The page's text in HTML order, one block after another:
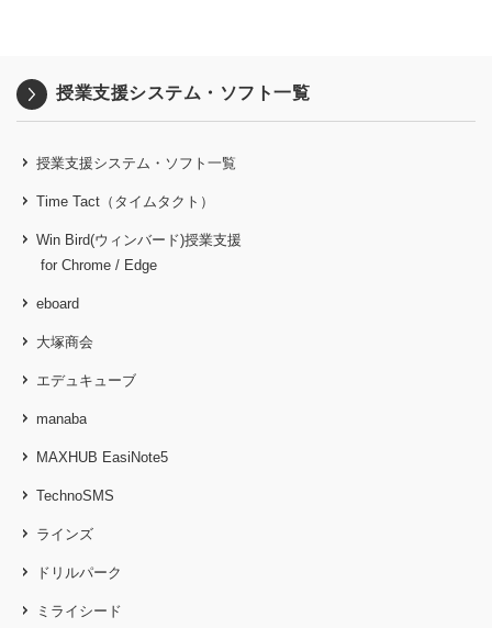
授業支援システム・ソフト一覧
授業支援システム・ソフト一覧
Time Tact（タイムタクト）
Win Bird(ウィンバード)授業支援
for Chrome / Edge
eboard
大塚商会
エデュキューブ
manaba
MAXHUB EasiNote5
TechnoSMS
ラインズ
ドリルパーク
ミライシード